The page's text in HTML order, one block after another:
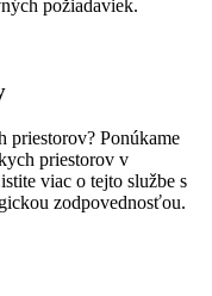
požiadaviek.
priestorov? Ponúkame
priestorov v
viac o tejto službe s
zodpovednosťou.